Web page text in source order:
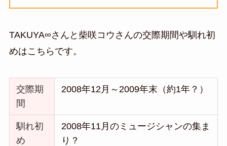
TAKUYA∞さんと柴咲コウさんの交際期間や馴れ初
めはこちらです。
交際期
間
2008年12月～2009年末（約1年？）
馴れ初
め
2008年11月のミュージシャンの集ま
り？